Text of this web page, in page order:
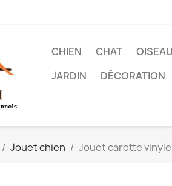
CHIEN CHAT OISEAU
JARDIN
DÉCORATION
Jouet chien Jouet carotte vinyle